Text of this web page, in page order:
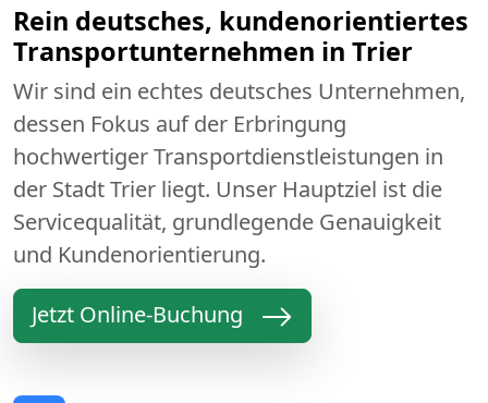
Rein deutsches, kundenorientiertes
Transportunternehmen in Trier
Wir sind ein echtes deutsches Unternehmen,
dessen Fokus auf der Erbringung
hochwertiger Transportdienstleistungen in
der Stadt Trier liegt. Unser Hauptziel ist die
Servicequalität, grundlegende Genauigkeit
und Kundenorientierung.
Jetzt Online-Buchung